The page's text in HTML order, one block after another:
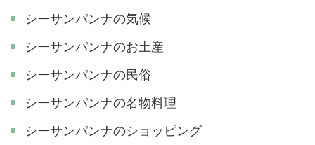
シーサンパンナの気候
シーサンパンナのお土産
シーサンパンナの民俗
シーサンパンナの名物料理
シーサンパンナのショッピング